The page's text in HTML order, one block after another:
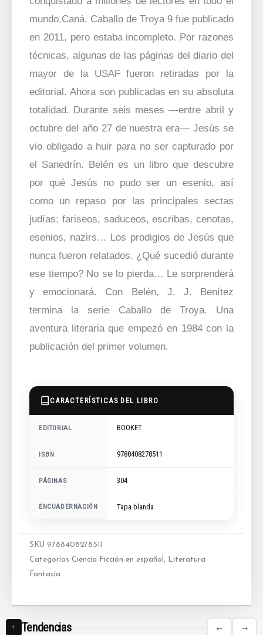
mundo.Caná. Caballo de Troya 9 fue publicado
en 2011, pero estaba incompleto. Por razones
técnicas, algunas de las páginas del diario del
mayor de la USAF fueron retiradas por la
editorial. Ahora son publicadas en su absoluta
totalidad. Durante seis meses —entre abril y
octubre del año 27 de nuestra era— Jesús se
vio obligado a huir para no ser capturado por
el Sanedrín. Belén es un libro que descubre
por qué Jesús no pudo ser un esenio, así
como un repaso por las principales sectas
judías: fariseos, saduceos, escribas, cenotas,
esenios, nazirs… Los prodigios de Jesús que
nunca fueron relatados. ¿Qué sucedió durante
ese tiempo? No se lo pierda… Le sorprenderá
y emocionará. Con Belén, J. J. Benítez
termina la serie Caballo de Troya. Una
aventura literaria que empezó en 1984 con la
publicación del primer volumen.
CARACTERÍSTICAS DEL LIBRO
EDITORIAL BOOKET
ISBN 9788408278511
PÁGINAS 304
ENCUADERNACIÓN Tapa blanda
SKU 9788408278511
Categorías Ciencia Ficción en español ,
Literatura
Fantasía
↑ Tendencias ← →